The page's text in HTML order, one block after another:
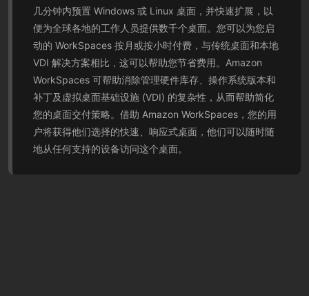
几分钟内预置 Windows 或 Linux 桌面，并快速扩展，以
便为全球各地的工作人员提供数千个桌面。您可以为您启
动的 WorkSpaces 按月或按小时付费，与传统桌面和本地
VDI 解决方案相比，这可以帮助您节省费用。Amazon
WorkSpaces 可帮助消除管理硬件库存、操作系统版本和
补丁及虚拟桌面基础设施 (VDI) 的复杂性，从而帮助简化
您的桌面交付策略。借助 Amazon WorkSpaces，您的用
户将获得他们选择的快速、响应式桌面，他们可以随时随
地从任何支持的设备访问这个桌面。